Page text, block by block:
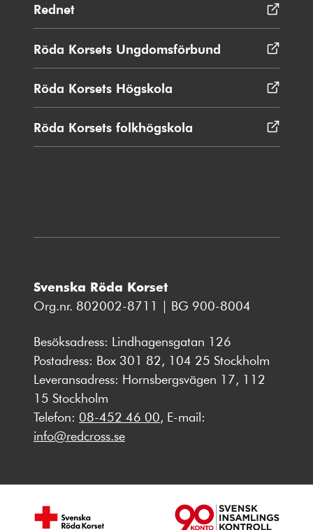
Rednet
i
nytt
fönster
Röda Korsets Ungdomsförbund Öppnas
i
Röda Korsets Högskola
i
nytt
fönster
Röda Korsets folkhögskola
i
Svenska Röda Korset
Org.nr. 802002-8711 | BG 900-8004
Besöksadress: Lindhagensgatan 126
Postadress: Box 301 82, 104 25 Stockholm
Leveransadress: Hornsbergsvägen 17, 112
15 Stockholm
Telefon: 08-452 46 00, E-mail:
info@redcross.se